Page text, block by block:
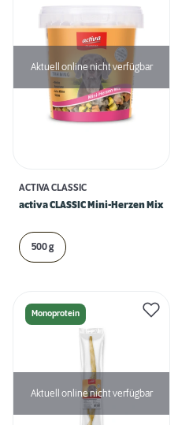
Aktuell online nicht verfügbar
ACTIVA CLASSIC
activa CLASSIC Mini-Herzen Mix
500 g
Monoprotein
Aktuell online nicht verfügbar